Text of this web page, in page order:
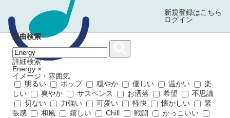
新規登録はこちら
ログイン
楽曲検索
詳細検索
Energy ×
イメージ・雰囲気
明るい
ポップ 穏やか 優しい 温かい
楽
しい
爽やか サスペンス お洒落 希望
不思議
切ない
力強い 可愛い 軽快 懐かしい
緊
張感
和風 嬉しい Chill 戦闘
かっこいい